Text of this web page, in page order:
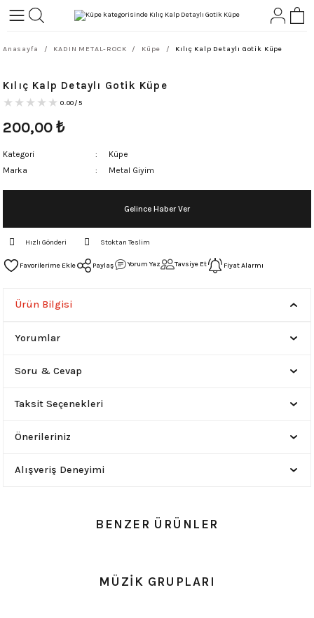
Geri Dön
ROCK
Geri Dön
Anasayfa KADIN METAL-ROCK Küpe Kılıç Kalp Detaylı Gotik Küpe
Kılıç Kalp Detaylı Gotik Küpe
0.00/5
200,00 ₺
Kategori
Küpe
Marka
Metal Giyim
Gelince Haber Ver
Hızlı Gönderi Stoktan Teslim
Paylaş Yorum Yaz Tavsiye Et Fiyat Alarmı
Ürün Bilgisi
Yorumlar
Soru & Cevap
Taksit Seçenekleri
Önerileriniz
Alışveriş Deneyimi
BENZER ÜRÜNLER
0.0 Puan - 0 Yorum
MÜZİK GRUPLARI